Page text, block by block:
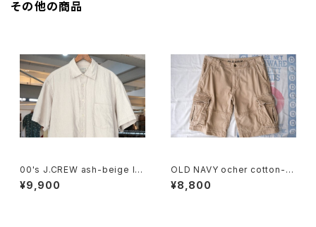
その他の商品
00's J.CREW ash-beige lin
en Shirt
¥9,900
OLD NAVY ocher cotton-t
will cargo Shorts
¥8,800